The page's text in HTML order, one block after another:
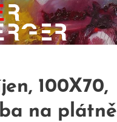
100X70,
na plátně